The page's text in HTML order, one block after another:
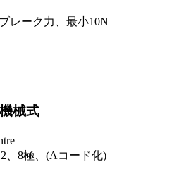
レーク力、最小10N
械式
、8極、(Aコード化)